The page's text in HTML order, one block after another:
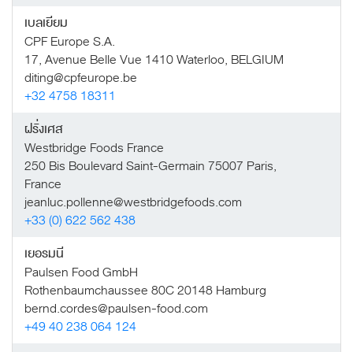
เบลเยียม
CPF Europe S.A.
17, Avenue Belle Vue 1410 Waterloo, BELGIUM
diting@cpfeurope.be
+32 4758 18311
ฝรั่งเศส
Westbridge Foods France
250 Bis Boulevard Saint-Germain 75007 Paris,
France
jeanluc.pollenne@westbridgefoods.com
+33 (0) 622 562 438
เยอรมนี
Paulsen Food GmbH
Rothenbaumchaussee 80C 20148 Hamburg
bernd.cordes@paulsen-food.com
+49 40 238 064 124